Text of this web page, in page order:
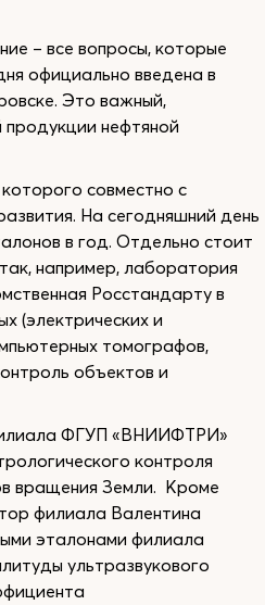
– все вопросы, которые
официально введена в
Это важный,
нефтяной
совместно с
На сегодняшний день
в год. Отдельно стоит
например, лаборатория
Росстандарту в
(электрических и
томографов,
объектов и
ФГУП «ВНИИФТРИ»
контроля
вращения Земли. Кроме
филиала Валентина
эталонами филиала
ультразвукового